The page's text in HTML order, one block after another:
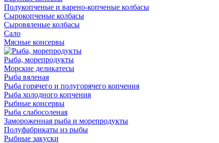
Полукопченые и варено-копченые колбасы
Сырокопченые колбасы
Сыровяленые колбасы
Сало
Мясные консервы
Рыба, морепродукты
Морские деликатесы
Рыба вяленая
Рыба горячего и полугорячего копчения
Рыба холодного копчения
Рыбные консервы
Рыба слабосоленая
Замороженная рыба и морепродукты
Полуфабрикаты из рыбы
Рыбные закуски